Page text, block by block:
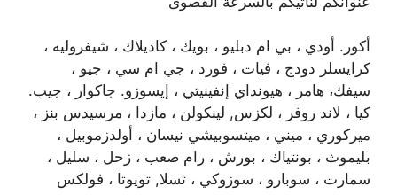
أكور. أودي ، بي ام دبليو ، بويك ، كاديلاك ، شيفروليه ،
كرايسلر دودج ، فيات ، فورد ، جي ام سي ، جيو ،
سيفك، هامر ، هيونداي إنفينيتي ، إيسوزو. جاكوار ، جيب.
كيا ، لاند روفر ، لكزس, لينكولن ، مازدا ، مرسيدس بنز ،
ميركوري ، ميني ، ميتسوبيشي نيسان ، أولدزموبيل ،
بليموث ، بونتياك ، بورش ، رام صعب ، زحل ، سليل ،
سمارت ، سوبارو ، سوزوكي ، تسلا, تويوتا ، فولكس